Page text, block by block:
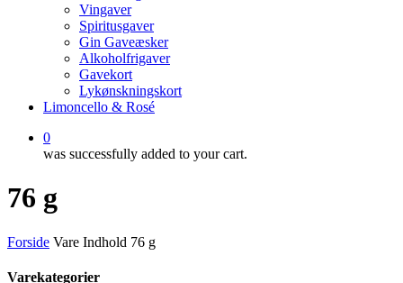
Vingaver
Spiritusgaver
Gin Gaveæsker
Alkoholfrigaver
Gavekort
Lykønskningskort
Limoncello & Rosé
0
was successfully added to your cart.
76 g
Forside Vare Indhold 76 g
Varekategorier